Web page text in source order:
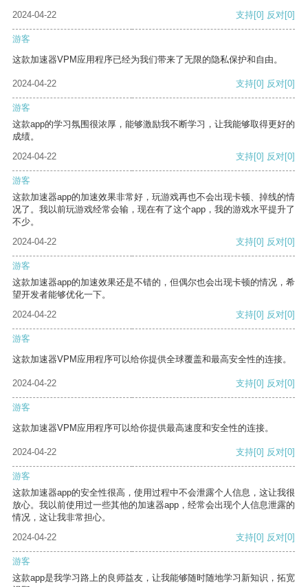
2024-04-22 支持[0] 反对[0]
游客
这款加速器VPM应用程序已经为我们带来了无限的隐私保护和自由。
2024-04-22 支持[0] 反对[0]
游客
这款app的学习氛围很浓厚，能够激励我不断学习，让我能够取得更好的
成绩。
2024-04-22
支持[0] 反对[0]
游客
这款加速器app的加速效果非常好，玩游戏再也不会出现卡顿、掉线的情
况了。我以前玩游戏经常会输，现在有了这个app，我的游戏水平提升了
不少。
2024-04-22
支持[0] 反对[0]
游客
这款加速器app的加速效果还是不错的，但偶尔也会出现卡顿的情况，希
望开发者能够优化一下。
2024-04-22
支持[0] 反对[0]
游客
这款加速器VPM应用程序可以给你提供全球覆盖和最高安全性的连接。
2024-04-22 支持[0] 反对[0]
游客
这款加速器VPM应用程序可以给你提供最高速度和安全性的连接。
2024-04-22 支持[0] 反对[0]
游客
这款加速器app的安全性很高，使用过程中不会泄露个人信息，这让我很
放心。我以前使用过一些其他的加速器app，经常会出现个人信息泄露的
情况，这让我非常担心。
2024-04-22
支持[0] 反对[0]
游客
这款app是我学习路上的良师益友，让我能够随时随地学习新知识，拓宽